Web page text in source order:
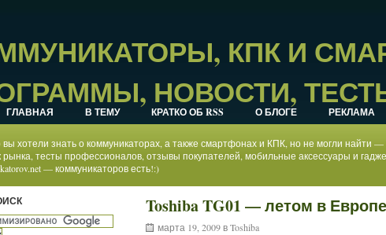
КПК И
НОВОСТИ,
ГЛАВНАЯ В ТЕМУ КРАТКО ОБ RSS О БЛОГЕ РЕКЛАМА
вы хотели знать о коммуникаторах, а также смартфонах и КПК, но не могли
рынка, тесты профессионалов, отзывы покупателей, мобильные аксессуары и
— коммуникаторов есть!:)
Toshiba TG01 — летом в
марта 19, 2009 вToshiba